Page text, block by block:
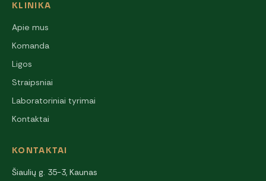
KLINIKA
Apie mus
Komanda
Ligos
Straipsniai
Laboratoriniai tyrimai
Kontaktai
KONTAKTAI
Šiaulių g. 35-3, Kaunas